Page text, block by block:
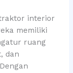
interior
memiliki
ruang
dan